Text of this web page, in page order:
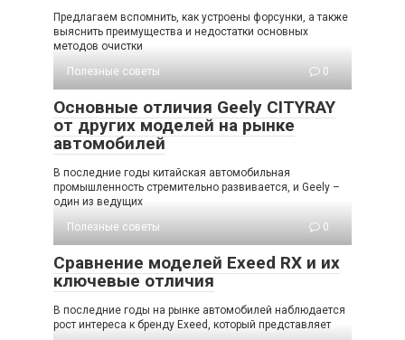
Предлагаем вспомнить, как устроены форсунки, а также
выяснить преимущества и недостатки основных
методов очистки
Полезные советы
0
Основные отличия Geely CITYRAY
от других моделей на рынке
автомобилей
В последние годы китайская автомобильная
промышленность стремительно развивается, и Geely –
один из ведущих
Полезные советы
0
Сравнение моделей Exeed RX и их
ключевые отличия
В последние годы на рынке автомобилей наблюдается
рост интереса к бренду Exeed, который представляет